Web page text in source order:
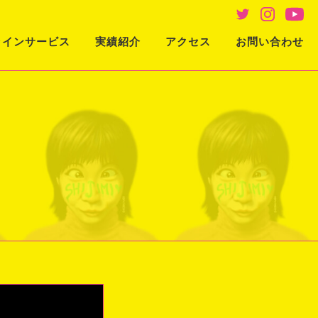
ンサービス 実績紹介 アクセス お問い合わせ